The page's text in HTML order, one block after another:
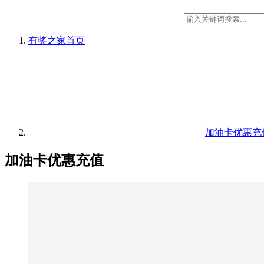
有奖之家首页
加油卡优惠充
加油卡优惠充值